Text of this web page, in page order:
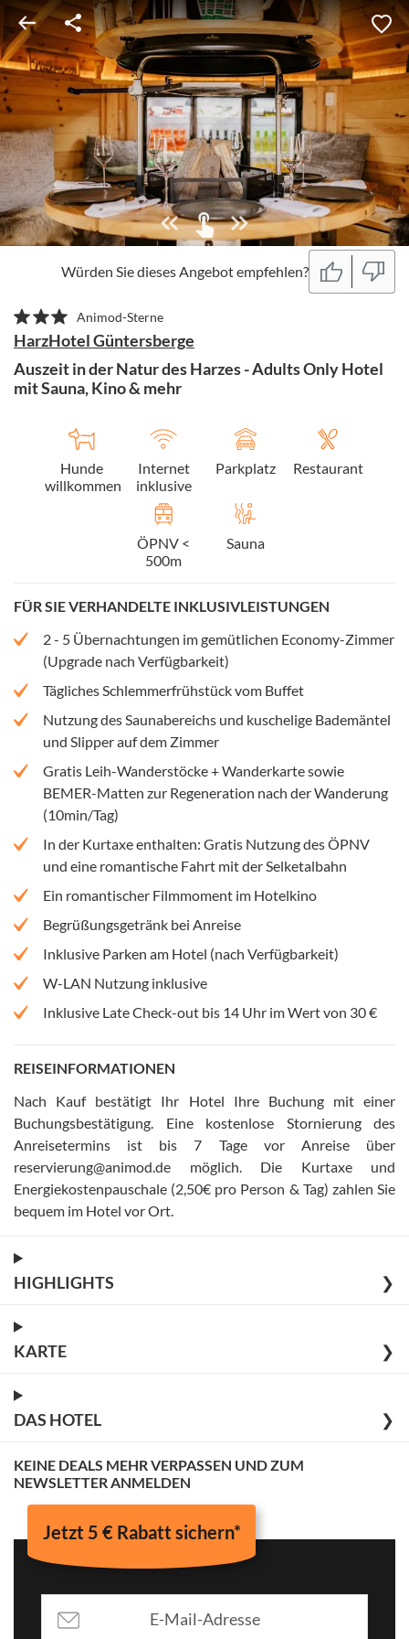
Würden Sie dieses Angebot empfehlen?
Animod-Sterne
HarzHotel Güntersberge
Auszeit in der Natur des Harzes - Adults Only Hotel
mit Sauna, Kino & mehr
Hunde
willkommen
Internet
inklusive
Parkplatz Restaurant
ÖPNV <
500m
Sauna
FÜR SIE VERHANDELTE INKLUSIVLEISTUNGEN
2 - 5 Übernachtungen im gemütlichen Economy-Zimmer
(Upgrade nach Verfügbarkeit)
Tägliches Schlemmerfrühstück vom Buffet
Nutzung des Saunabereichs und kuschelige Bademäntel
und Slipper auf dem Zimmer
Gratis Leih-Wanderstöcke + Wanderkarte sowie
BEMER-Matten zur Regeneration nach der Wanderung
(10min/Tag)
In der Kurtaxe enthalten: Gratis Nutzung des ÖPNV
und eine romantische Fahrt mit der Selketalbahn
Ein romantischer Filmmoment im Hotelkino
Begrüßungsgetränk bei Anreise
Inklusive Parken am Hotel (nach Verfügbarkeit)
W-LAN Nutzung inklusive
Inklusive Late Check-out bis 14 Uhr im Wert von 30 €
REISEINFORMATIONEN
Nach Kauf bestätigt Ihr Hotel Ihre Buchung mit einer
Buchungsbestätigung
Eine kostenlose Stornierung des
Anreisetermins ist bis 7 Tage vor Anreise über
reservierung@animod.de möglich
Die Kurtaxe und
Energiekostenpauschale (2,50€ pro Person & Tag) zahlen Sie
bequem im Hotel vor Ort
HIGHLIGHTS ❯
KARTE ❯
DAS HOTEL ❯
KEINE DEALS MEHR VERPASSEN UND ZUM
NEWSLETTER ANMELDEN
Jetzt 5 € Rabatt sichern*